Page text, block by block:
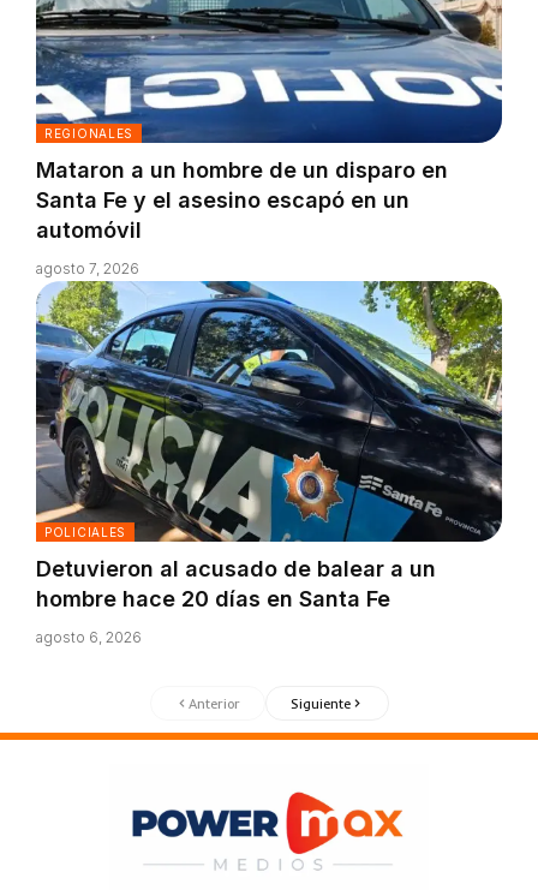
REGIONALES
Mataron a un hombre de un disparo en
Santa Fe y el asesino escapó en un
automóvil
agosto 7, 2026
POLICIALES
Detuvieron al acusado de balear a un
hombre hace 20 días en Santa Fe
agosto 6, 2026
Anterior Siguiente